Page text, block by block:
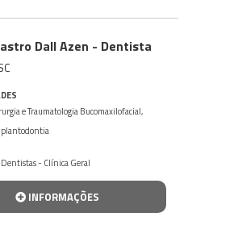
Dall Azen - Dentista
e Traumatologia Bucomaxilofacial,
Dentistas - Clínica Geral
INFORMAÇÕES